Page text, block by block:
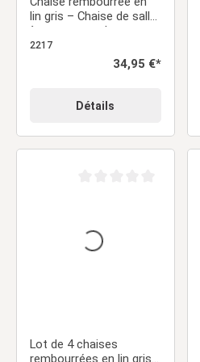
lin gris – Chaise de salle
à manger moderne sans
accoudoirs
2217
Prix régulier :
34,95 €*
Détails
Lot de 4 chaises
rembourrées en lin gris